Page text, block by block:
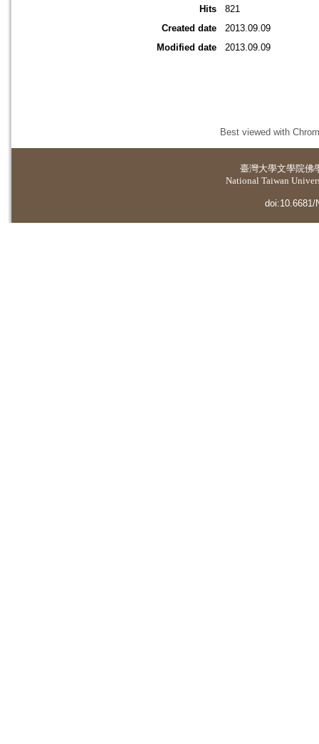
Hits
821
Created date
2013.09.09
Modified date
2013.09.09
Best viewed with
臺灣大學文學院佛
National Taiwan
doi:10.6681/